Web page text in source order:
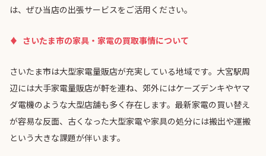
は、ぜひ当店の出張サービスをご活用ください。
さいたま市の家具・家電の買取事情について
さいたま市は大型家電量販店が充実している地域です。大宮駅周
辺には大手家電量販店が軒を連ね、郊外にはケーズデンキやヤマ
ダ電機のような大型店舗も多く存在します。最新家電の買い替え
が容易な反面、古くなった大型家電や家具の処分には搬出や運搬
という大きな課題が伴います。